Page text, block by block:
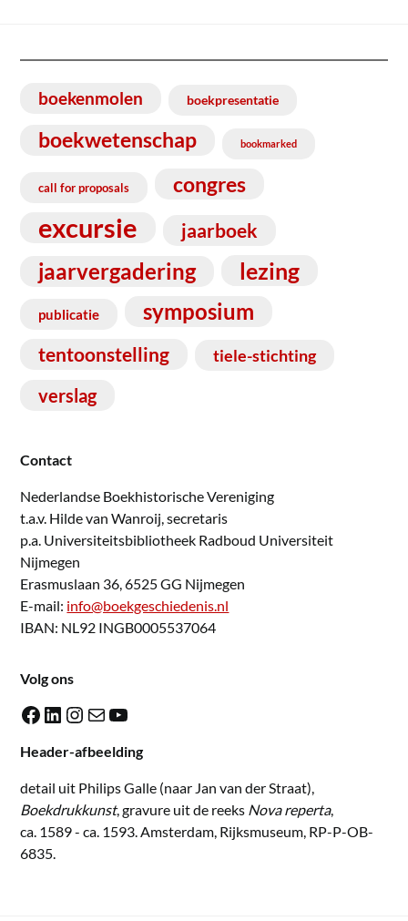
boekenmolen boekpresentatie
boekwetenschap bookmarked
call for proposals congres
excursie jaarboek
jaarvergadering lezing
publicatie symposium
tentoonstelling tiele-stichting
verslag
Contact
Nederlandse Boekhistorische Vereniging
t.a.v. Hilde van Wanroij, secretaris
p.a. Universiteitsbibliotheek Radboud Universiteit
Nijmegen
Erasmuslaan 36, 6525 GG Nijmegen
E-mail: info@boekgeschiedenis.nl
IBAN: NL92 INGB0005537064
Volg ons
Facebook LinkedIn Instagram E-mail YouTube
Header-afbeelding
detail uit Philips Galle (naar Jan van der Straat),
Boekdrukkunst, gravure uit de reeks Nova reperta,
ca. 1589 - ca. 1593. Amsterdam, Rijksmuseum, RP-P-OB-
6835.